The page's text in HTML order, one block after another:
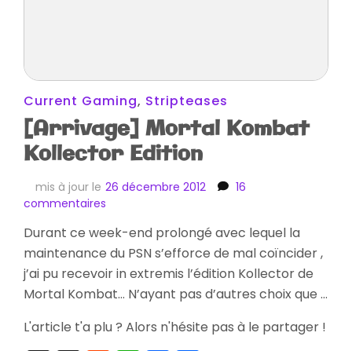
Current Gaming, Stripteases
[Arrivage] Mortal Kombat
Kollector Edition
mis à jour le 26 décembre 2012
16
commentaires
Mortal
Kombat
Kollector
Durant ce week-end prolongé avec lequel la
maintenance du PSN s’efforce de mal coïncider ,
j’ai pu recevoir in extremis l’édition Kollector de
Mortal Kombat… N’ayant pas d’autres choix que …
L'article t'a plu ? Alors n'hésite pas à le partager !